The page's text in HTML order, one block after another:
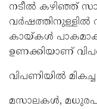
നടീൽ കഴിഞ്ഞ്
വർഷത്തിനുള്ളിൽ
കായ്കൾ
ഉണക്കിയാണ്
വിപണിയിൽ മികച്ച
മസാലകൾ,